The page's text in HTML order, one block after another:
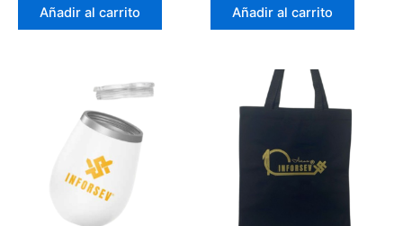
Añadir al carrito Añadir al carrito